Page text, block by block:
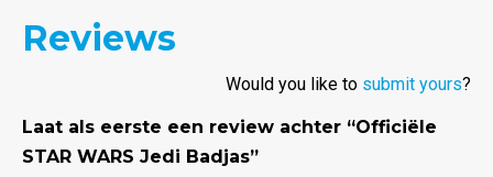
Reviews
Would you like to submit yours?
Laat als eerste een review achter “Officiële
STAR WARS Jedi Badjas”